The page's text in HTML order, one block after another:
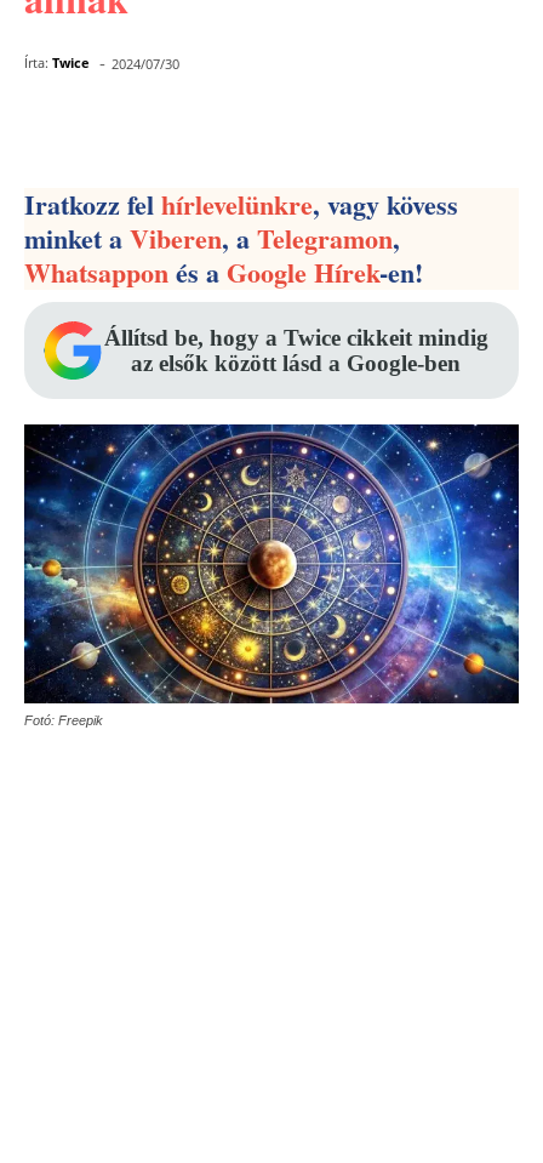
Írta: Twice - 2024/07/30
Iratkozz felhírlevelünkre, vagy kövess
minket aViberen, aTelegramon,
Whatsapponés aGoogle Hírek-en!
Állítsd be, hogy a Twice cikkeit mindig
az elsők között lásd a Google-ben
Fotó: Freepik